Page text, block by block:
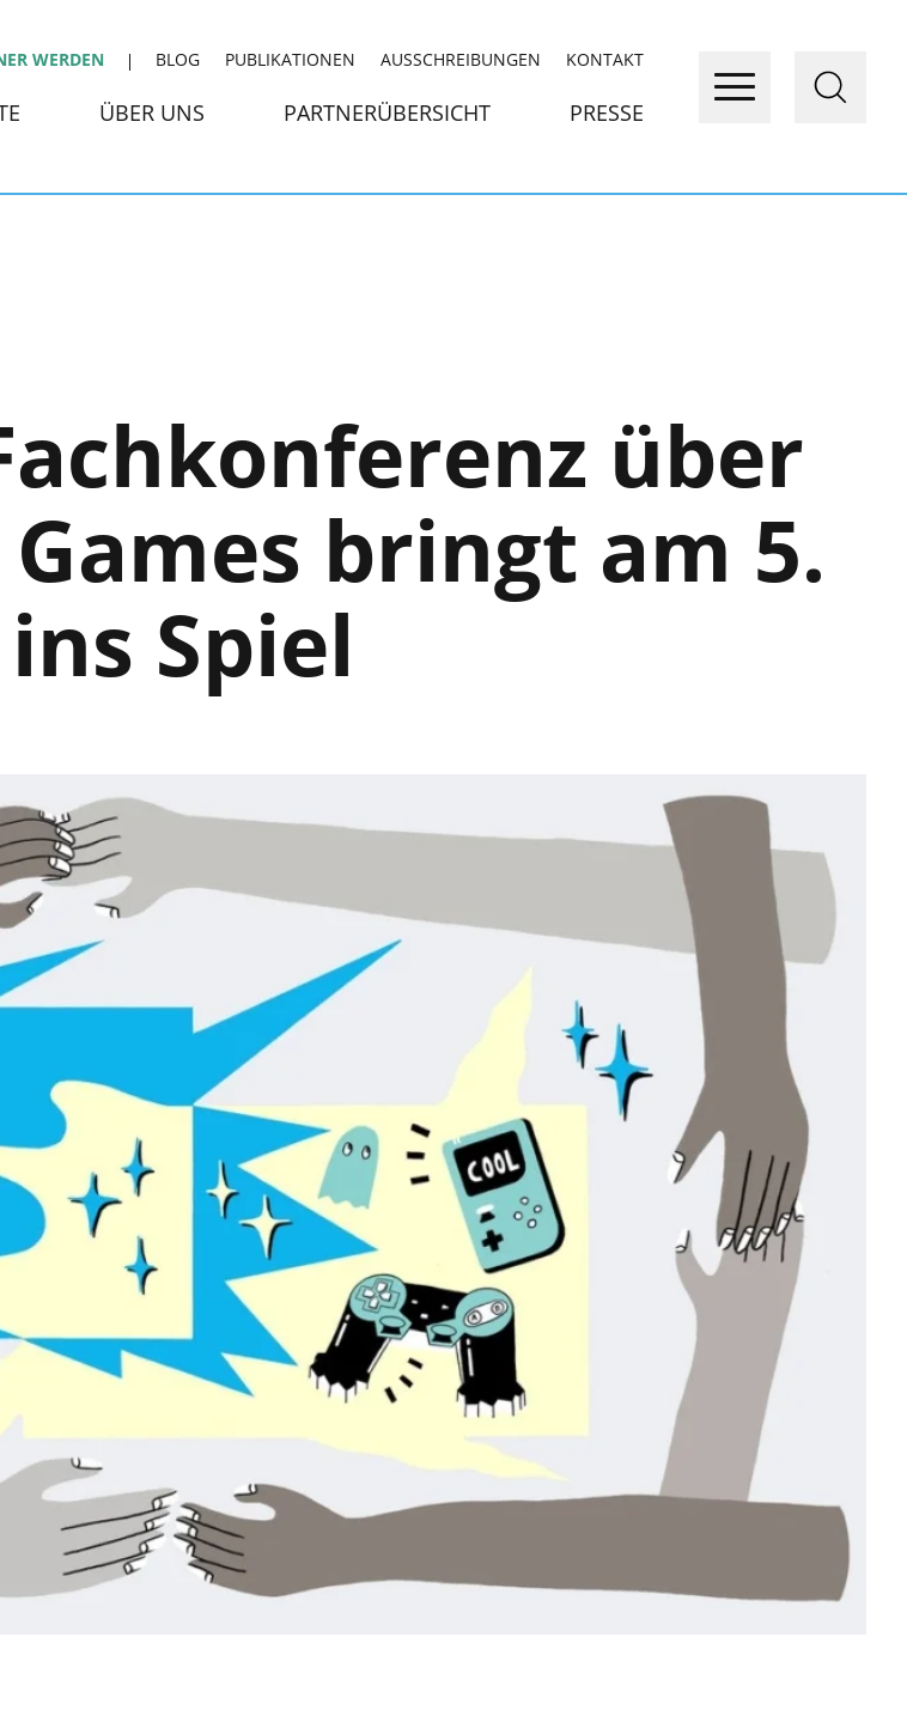
WERDEN BLOG PUBLIKATIONEN AUSSCHREIBUNGEN KONTAKT
ÜBER UNS PARTNERÜBERSICHT PRESSE
über
bringt am 5.
Spiel